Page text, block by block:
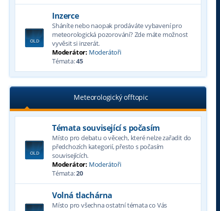
Inzerce
Sháníte nebo naopak prodáváte vybavení pro
meteorologická pozorování? Zde máte možnost
vyvěsit si inzerát.
Moderátor: Moderátoři
Témata:45
Meteorologický offtopic
Témata související s počasím
Místo pro debatu o věcech, které nelze zařadit do
předchozích kategorií, přesto s počasím
souvisejících.
Moderátor: Moderátoři
Témata:20
Volná tlachárna
Místo pro všechna ostatní témata co Vás